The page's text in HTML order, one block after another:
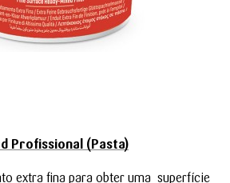
Profissional (Pasta)
extra fina para obter uma superfície